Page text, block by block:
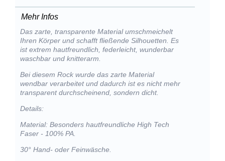
Mehr Infos
Das zarte, transparente Material umschmeichelt
Ihren Körper und schafft fließende Silhouetten. Es
ist extrem hautfreundlich, federleicht, wunderbar
waschbar und knitterarm.
Bei diesem Rock wurde das zarte Material
wendbar verarbeitet und dadurch ist es nicht mehr
transparent durchscheinend, sondern dicht.
Details:
Material: Besonders hautfreundliche High Tech
Faser - 100% PA.
30° Hand- oder Feinwäsche.